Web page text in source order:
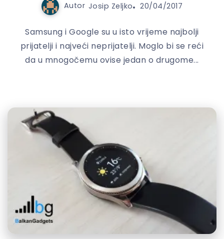
Autor Josip Zeljko 20/04/2017
Samsung i Google su u isto vrijeme najbolji
prijatelji i najveći neprijatelji. Moglo bi se reći
da u mnogočemu ovise jedan o drugome...